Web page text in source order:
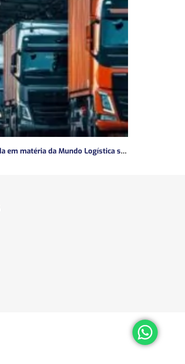
ANUT é citada em matéria da Mundo Logística sobre a MP do Frete